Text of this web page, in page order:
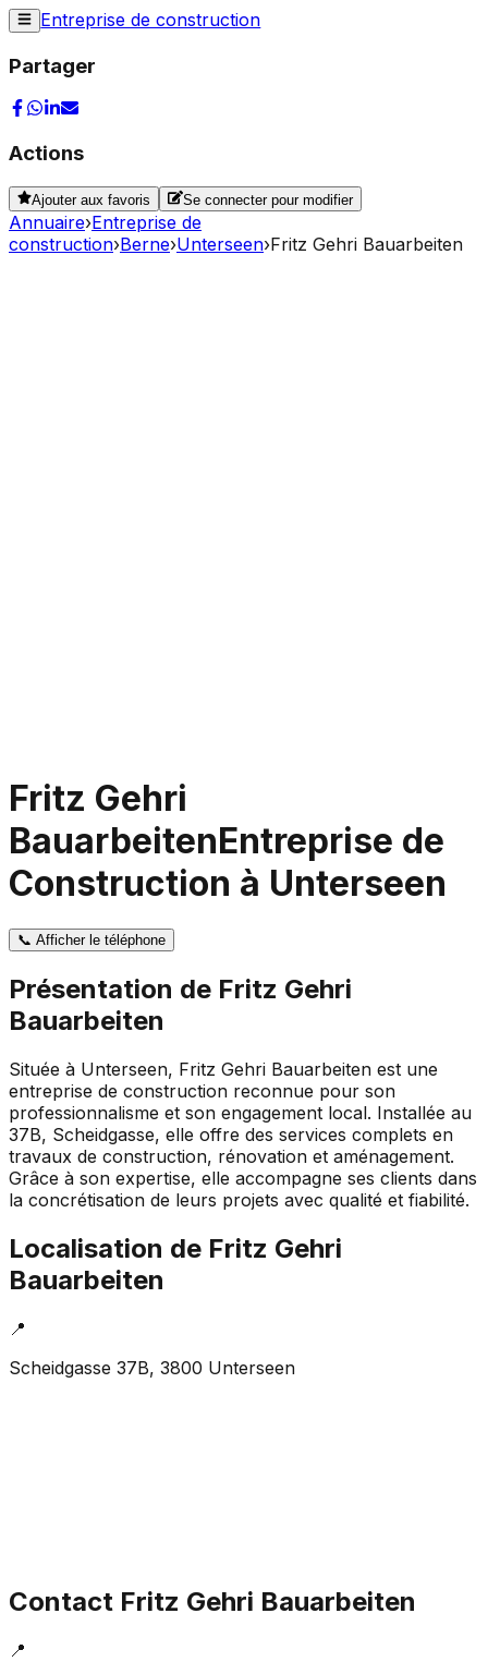
Entreprise de construction
Partager
Actions
Ajouter aux favoris Se connecter pour modifier
Annuaire›Entreprise de
construction›Berne›Unterseen›Fritz Gehri Bauarbeiten
Fritz Gehri
BauarbeitenEntreprise de
Construction à Unterseen
📞 Afficher le téléphone
Présentation de Fritz Gehri
Bauarbeiten
Située à Unterseen, Fritz Gehri Bauarbeiten est une
entreprise de construction reconnue pour son
professionnalisme et son engagement local. Installée au
37B, Scheidgasse, elle offre des services complets en
travaux de construction, rénovation et aménagement.
Grâce à son expertise, elle accompagne ses clients dans
la concrétisation de leurs projets avec qualité et fiabilité.
Localisation de Fritz Gehri
Bauarbeiten
📍
Scheidgasse 37B, 3800 Unterseen
Contact Fritz Gehri Bauarbeiten
📍